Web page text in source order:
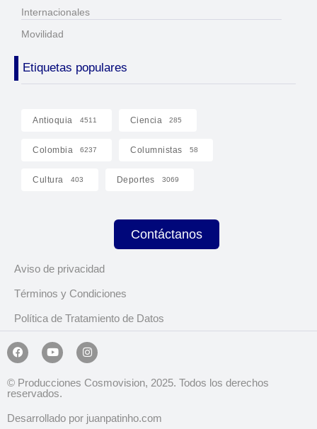
Internacionales
Movilidad
Etiquetas populares
Antioquia 4511 Ciencia 285
Colombia 6237 Columnistas 58
Cultura 403 Deportes 3069
Contáctanos
Aviso de privacidad
Términos y Condiciones
Política de Tratamiento de Datos
© Producciones Cosmovision, 2025. Todos los derechos
reservados.
Desarrollado por juanpatinho.com